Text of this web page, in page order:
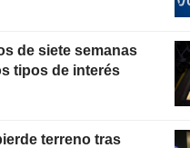
de siete semanas
tipos de interés
terreno tras